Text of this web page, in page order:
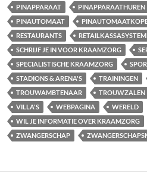
PINAPPARAAT
PINAPPARAATHUREN
PINAUTOMAAT
RESTAURANTS
SCHRIJF JE IN VOOR KRAAMZORG
SPECIALISTISCHE KRAAMZORG
STADIONS & ARENA'S
TRAININGEN
TROUWAMBTENAAR
TROUWZALEN
VILLA'S
WEBPAGINA
WERELD
WIL JE INFORMATIE OVER KRAAMZORG
ZWANGERSCHAP